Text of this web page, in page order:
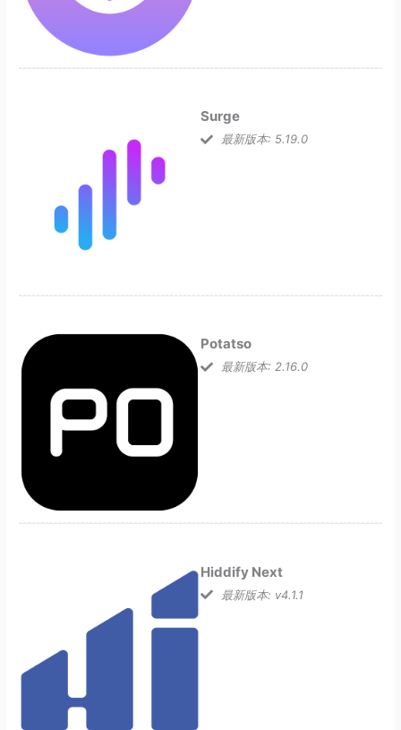
Surge
最新版本: 5.19.0
Potatso
最新版本: 2.16.0
Hiddify Next
最新版本: v4.1.1